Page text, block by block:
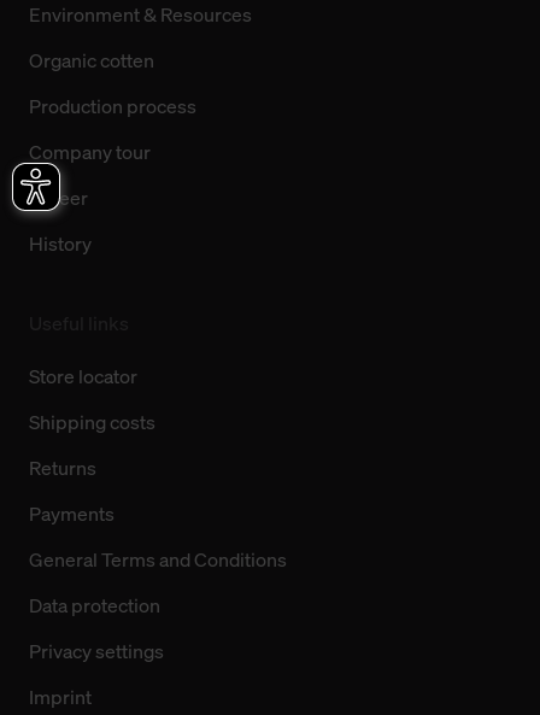
Environment & Resources
Organic cotten
Production process
Company tour
Career
History
Store locator
Shipping costs
Returns
Payments
General Terms and Conditions
Data protection
Privacy settings
Imprint